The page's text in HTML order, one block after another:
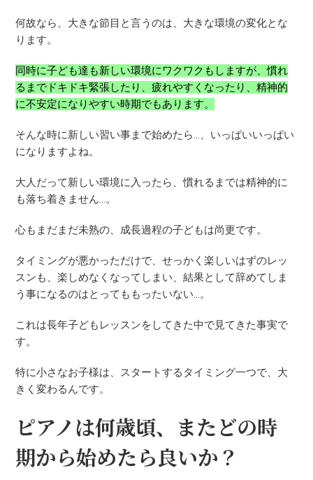
何故なら、大きな節目と言うのは、大きな環境の変化とな
ります。
同時に子ども達も新しい環境にワクワクもしますが、慣れ
るまでドキドキ緊張したり、疲れやすくなったり、精神的
に不安定になりやすい時期でもあります。
そんな時に新しい習い事まで始めたら…、いっぱいいっぱい
になりますよね。
大人だって新しい環境に入ったら、慣れるまでは精神的に
も落ち着きません…。
心もまだまだ未熟の、成長過程の子どもは尚更です。
タイミングが悪かっただけで、せっかく楽しいはずのレッ
スンも、楽しめなくなってしまい、結果として辞めてしま
う事になるのはとってももったいない…。
これは長年子どもレッスンをしてきた中で見てきた事実で
す。
特に小さなお子様は、スタートするタイミング一つで、大
きく変わるんです。
ピアノは何歳頃、またどの時
期から始めたら良いか？